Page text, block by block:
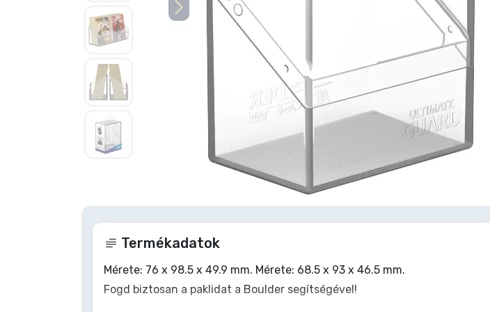
Nagyításhoz kattints duplán a képre
Termékadatok
Mérete: 76 x 98.5 x 49.9 mm. Mérete: 68.5 x 93 x 46.5 mm.
Fogd biztosan a paklidat a Boulder segítségével!
Szállítás és fizetés
Filmes cuccok
Mesés cuccok
Gamer cuccok
Sportos cuccok
Zenés cuccok